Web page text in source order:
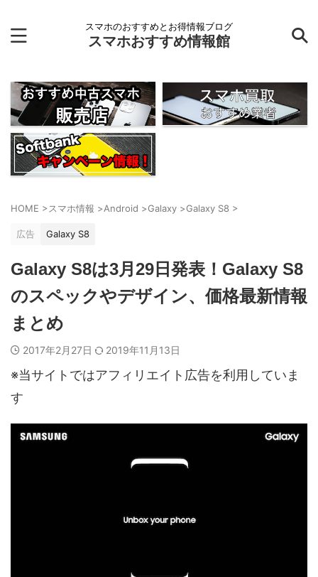
スマホのおすすめとお得情報ブログ
スマホおすすめ情報館
HOME >スマホ情報 >Android >Galaxy >Galaxy S8 >
広告 Galaxy S8
Galaxy S8は3月29日発表！Galaxy S8
のスペックやデザイン、価格最新情報
まとめ
2017年2月27日 2019年11月13日
※当サイトではアフィリエイト広告を利用していま
す